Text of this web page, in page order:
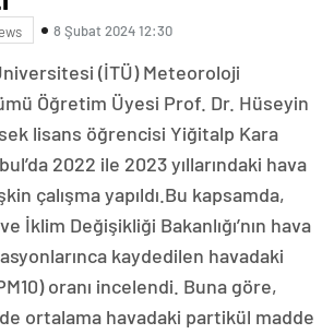
8 Şubat 2024 12:30
(İTÜ) Meteoroloji
Öğretim Üyesi Prof. Dr. Hüseyin
lisans öğrencisi Yiğitalp Kara
2022 ile 2023 yıllarındaki hava
çalışma yapıldı.Bu kapsamda,
İklim Değişikliği Bakanlığı’nın hava
kaydedilen havadaki
oranı incelendi. Buna göre,
ortalama havadaki partikül madde